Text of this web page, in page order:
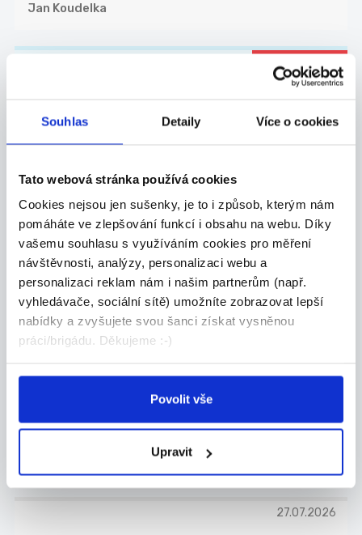
Souhlas Detaily Více o cookies
Tato webová stránka používá cookies
Cookies nejsou jen sušenky, je to i způsob, kterým nám
pomáháte ve zlepšování funkcí i obsahu na webu. Díky
vašemu souhlasu s využíváním cookies pro měření
návštěvnosti, analýzy, personalizaci webu a
personalizaci reklam nám i našim partnerům (např.
vyhledávače, sociální sítě) umožníte zobrazovat lepší
nabídky a zvyšujete svou šanci získat vysněnou
práci/brigádu. Děkujeme :-)
Povolit vše
Upravit
Jan Koudelka
nemovitostní projekty
Celá ČR
Valora Properity s.r.o.
27.07.2026
Mistr stavby pro závod
kolejových staveb
Co u nás budete dělat? - Řídit realizace sta...
Chládek & Tintěra, a.s.
27.07.2026